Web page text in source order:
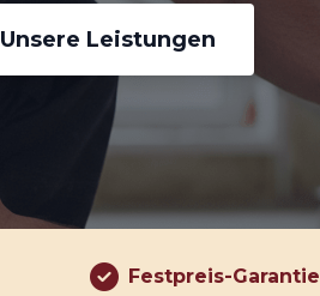
Unsere Leistungen
Festpreis-Garantie